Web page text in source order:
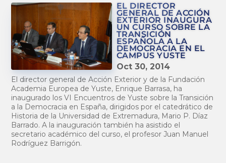
EL DIRECTOR
GENERAL DE ACCIÓN
EXTERIOR INAUGURA
UN CURSO SOBRE LA
TRANSICIÓN
ESPAÑOLA A LA
DEMOCRACIA EN EL
CAMPUS YUSTE
Oct 30, 2014
El director general de Acción Exterior y de la Fundación
Academia Europea de Yuste, Enrique Barrasa, ha
inaugurado los VI Encuentros de Yuste sobre la Transición
a la Democracia en España, dirigidos por el catedrático de
Historia de la Universidad de Extremadura, Mario P. Díaz
Barrado. A la inauguración también ha asistido el
secretario académico del curso, el profesor Juan Manuel
Rodríguez Barrigón.